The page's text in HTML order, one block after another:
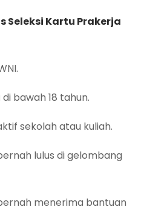
Seleksi Kartu Prakerja
bawah 18 tahun.
sekolah atau kuliah.
lulus di gelombang
menerima bantuan